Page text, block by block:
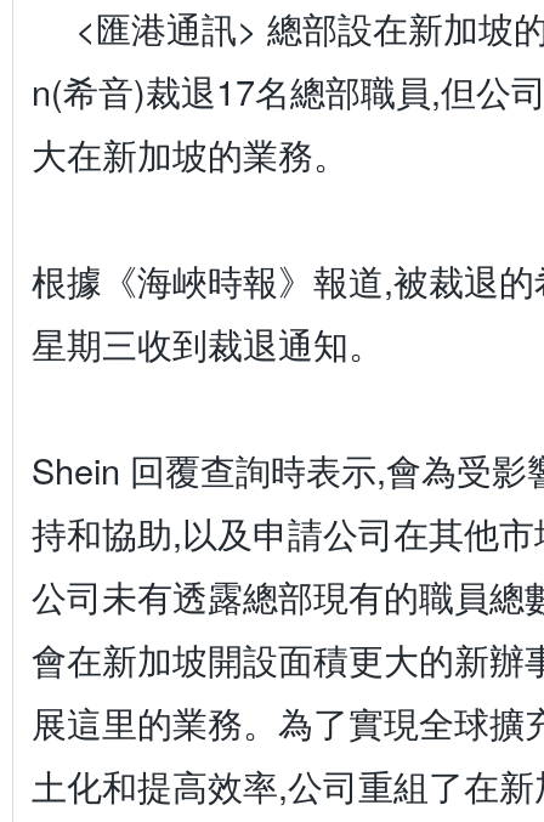
<匯港通訊> 總部設在新加坡
n(希音)裁退17名總部職員,但公
大在新加坡的業務。
根據《海峽時報》報道,被裁退
星期三收到裁退通知。
Shein 回覆查詢時表示,會為受影
持和協助,以及申請公司在其他
公司未有透露總部現有的職員總
會在新加坡開設面積更大的新辦
展這里的業務。為了實現全球擴
土化和提高效率,公司重組了在